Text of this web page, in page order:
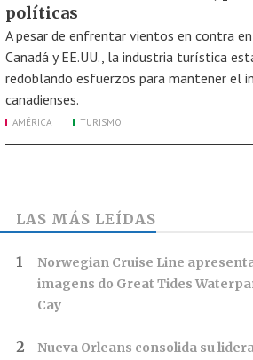
políticas
A pesar de enfrentar vientos en contra
Canadá y EE.UU., la industria turística
redoblando esfuerzos para mantener el
canadienses.
AMÉRICA TURISMO
LAS MÁS LEÍDAS
Norwegian Cruise Line
imagens do Great Tides
Cay
Nueva Orleans consolida su